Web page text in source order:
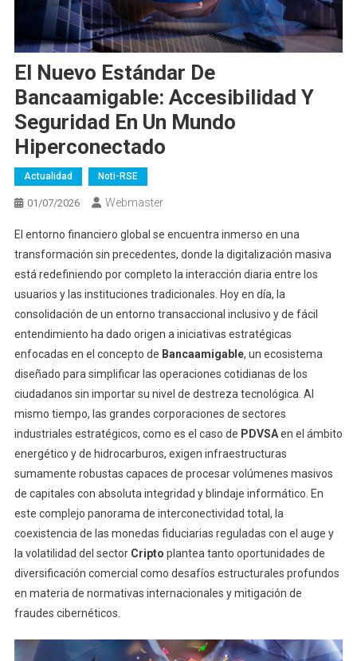
El Nuevo Estándar De
Bancaamigable: Accesibilidad Y
Seguridad En Un Mundo
Hiperconectado
Actualidad Noti-RSE
01/07/2026 Webmaster
El entorno financiero global se encuentra inmerso en una
transformación sin precedentes, donde la digitalización masiva
está redefiniendo por completo la interacción diaria entre los
usuarios y las instituciones tradicionales. Hoy en día, la
consolidación de un entorno transaccional inclusivo y de fácil
entendimiento ha dado origen a iniciativas estratégicas
enfocadas en el concepto de Bancaamigable, un ecosistema
diseñado para simplificar las operaciones cotidianas de los
ciudadanos sin importar su nivel de destreza tecnológica. Al
mismo tiempo, las grandes corporaciones de sectores
industriales estratégicos, como es el caso de PDVSAen el ámbito
energético y de hidrocarburos, exigen infraestructuras
sumamente robustas capaces de procesar volúmenes masivos
de capitales con absoluta integridad y blindaje informático. En
este complejo panorama de interconectividad total, la
coexistencia de las monedas fiduciarias reguladas con el auge y
la volatilidad del sector Cripto plantea tanto oportunidades de
diversificación comercial como desafíos estructurales profundos
en materia de normativas internacionales y mitigación de
fraudes cibernéticos.